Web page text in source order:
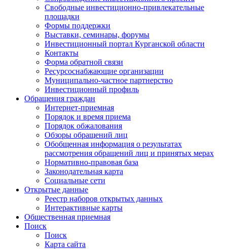
Свободные инвестиционно-привлекательные
площадки
Формы поддержки
Выставки, семинары, форумы
Инвестиционный портал Курганской области
Контакты
Форма обратной связи
Ресурсоснабжающие организации
Муниципально-частное партнерство
Инвестиционный профиль
Обращения граждан
Интернет-приемная
Порядок и время приема
Порядок обжалования
Обзоры обращений лиц
Обобщенная информация о результатах
рассмотрения обращений лиц и принятых мерах
Нормативно-правовая база
Законодательная карта
Социальные сети
Открытые данные
Реестр наборов открытых данных
Интерактивные карты
Общественная приемная
Поиск
Поиск
Карта сайта